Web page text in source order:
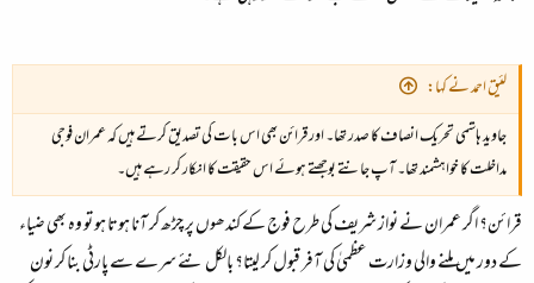
لئیق احمد نے کہا:
جاوید ہاشمی تحریک انصاف کا صدر تھا۔ اورقرائنبھی اس بات کی تصدیق کرتے ہیں کہ عمران فوجی
مداخلت کا خواہشمند تھا۔ آپ جانتے بوجھتے ہوئے اس حقیقت کا انکار کر رہے ہیں۔
قرائن؟ اگر عمران نے نواز شریف کی طرح فوج کے کندھوں پر چڑھ کر آنا ہوتا ہو تو وہ بھی ضیاء
کے دور میں ملنے والی وزارت عظمیٰ کی آفر قبول کر لیتا؟ بالکل نئے سرے سے پارٹی بنا کر نون